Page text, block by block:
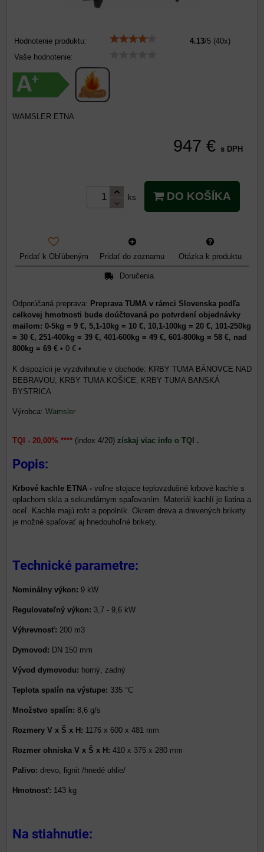
Hodnotenie produktu: 4.13/5 (40x)
Vaše hodnotenie:
WAMSLER ETNA
947 € s DPH
ks DO KOŠÍKA
Pridať k Obľúbeným Pridať do zoznamu Otázka k produktu
Doručenia
Preprava TUMA v rámci Slovenska podľa
celkovej hmotnosti bude doúčtovaná po potvrdení objednávky
mailom: 0-5kg = 9 €, 5,1-10kg = 10 €, 10,1-100kg = 20 €, 101-250kg
= 30 €, 251-400kg = 39 €, 401-600kg = 49 €, 601-800kg = 58 €, nad
800kg = 69 € • 0 € •
KRBY TUMA BÁNOVCE NAD
BEBRAVOU, KRBY TUMA KOŠICE, KRBY TUMA BANSKÁ
BYSTRICA
Výrobca: Wamsler
TQI - 20,00% **** (index 4/20) získaj viac info o TQI .
Popis:
Krbové kachle ETNA - voľne stojace teplovzdušné krbové kachle s
oplachom skla a sekundárnym spaľovaním. Materiál kachlí je liatina a
oceľ. Kachle majú rošt a popolník. Okrem dreva a drevených brikety
je možné spaľovať aj hnedouhoľné brikety.
Technické parametre:
Nominálny výkon: 9 kW
Regulovateľný výkon: 3,7 - 9,6 kW
Výhrevnosť: 200 m3
Dymovod: DN 150 mm
Vývod dymovodu: horný, zadný
Teplota spalín na výstupe: 335 °C
Množstvo spalín: 8,6 g/s
Rozmery V x Š x H: 1176 x 600 x 481 mm
Rozmer ohniska V x Š x H: 410 x 375 x 280 mm
Palivo: drevo, lignit /hnedé uhlie/
Hmotnosť: 143 kg
Na stiahnutie: